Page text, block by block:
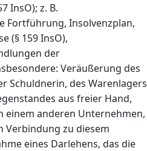
InsO); z. B.
Fortführung, Insolvenzplan,
(§ 159 InsO),
der
Veräußerung des
Schuldnerin, des Warenlagers
aus freier Hand,
einem anderen Unternehmen,
Verbindung zu diesem
eines Darlehens, das die